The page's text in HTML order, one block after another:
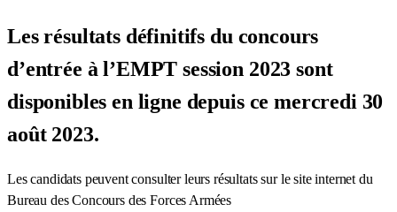
Les résultats définitifs du concours
d’entrée à l’EMPT session 2023 sont
disponibles en ligne depuis ce mercredi 30
août 2023.
Les candidats peuvent consulter leurs résultats sur le site internet du
Bureau des Concours des Forces Armées